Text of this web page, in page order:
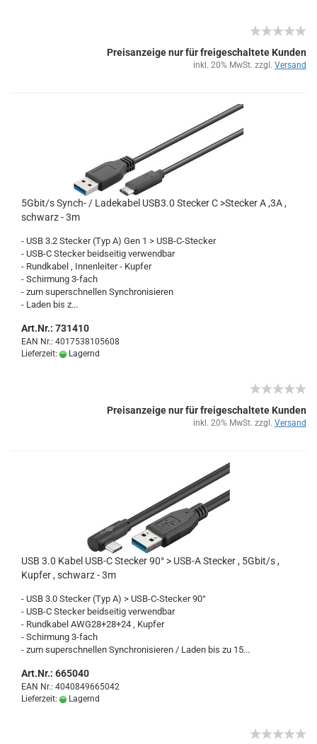
Preisanzeige nur für freigeschaltete Kunden
inkl. 20% MwSt. zzgl. Versand
5Gbit/s Synch-​​ / La­de­ka­bel USB3.0 Ste­cker C >Ste­cker A ,3A ,
schwarz - 3m
- USB 3.2 Ste­cker (Typ A) Gen 1 > USB-​C-Stecker
- USB-C Ste­cker beid­sei­tig ver­wend­bar
- Rund­ka­bel , In­nen­lei­ter - Kup­fer
- Schir­mung 3-​fach
- zum su­per­schnel­len Syn­chro­ni­sie­ren
- Laden bis z...
Art.Nr.: 731410
EAN Nr.: 4017538105608
Lieferzeit:
Lagernd
Preisanzeige nur für freigeschaltete Kunden
inkl. 20% MwSt. zzgl. Versand
USB 3.0 Kabel USB-C Ste­cker 90° > USB-A Ste­cker , 5Gbit/s ,
Kup­fer , schwarz - 3m
- USB 3.0 Ste­cker (Typ A) > USB-​C-Stecker 90°
- USB-C Ste­cker beid­sei­tig ver­wend­bar
- Rund­ka­bel AWG28+28+24 , Kup­fer
- Schir­mung 3-​fach
- zum su­per­schnel­len Syn­chro­ni­sie­ren / Laden bis zu 15...
Art.Nr.: 665040
EAN Nr.: 4040849665042
Lieferzeit:
Lagernd